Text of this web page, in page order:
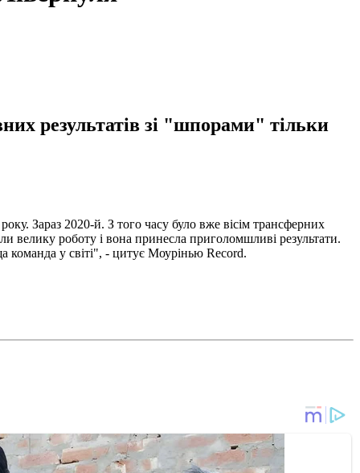
результатів зі "шпорами" тільки
Зараз 2020-й. З того часу було вже вісім трансферних
велику роботу і вона принесла приголомшливі результати.
команда у світі", - цитує Моурінью Record.